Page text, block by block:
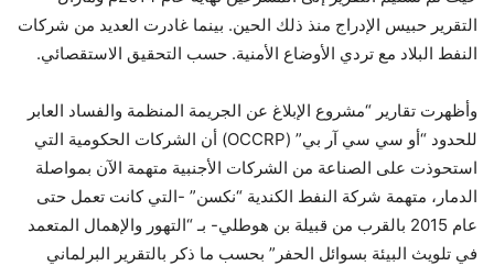
التقرير حبيس الإدراج منذ ذلك الحين. بينما غادرت العديد من شركات
النفط البلاد مع تردي الأوضاع الأمنية. حسب التحقيق الاستقصائي.
وأظهرت تقارير “مشروع الإبلاغ عن الجريمة المنظمة والفساد العابر
للحدود “أو سي سي آر بي” (OCCRP) أن الشركات الحكومية التي
استحوذت على الصناعة من الشركات الأجنبية متهمة الآن بمواصلة
الدمار، متهمة شركة النفط الكندية “نكسن” -التي كانت تعمل حتى
عام 2015 بالقرب من قبيلة بن هوطلي- بـ “التهور والإهمال المتعمد
في تلويث البيئة بسوائل الحفر” بحسب ما ذكر بالتقرير البرلماني